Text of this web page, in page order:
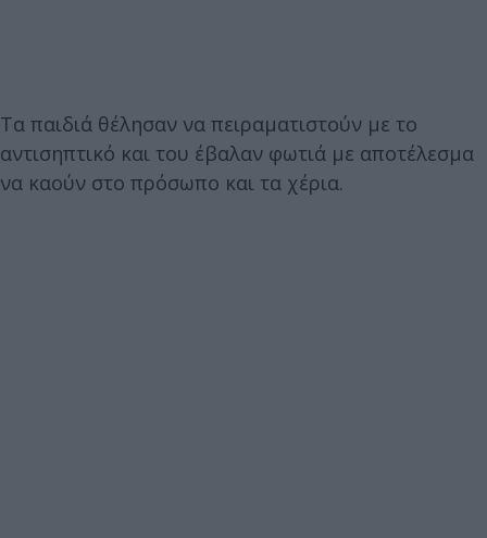
Τα παιδιά θέλησαν να πειραματιστούν με το
αντισηπτικό και του έβαλαν φωτιά με αποτέλεσμα
να καούν στο πρόσωπο και τα χέρια.